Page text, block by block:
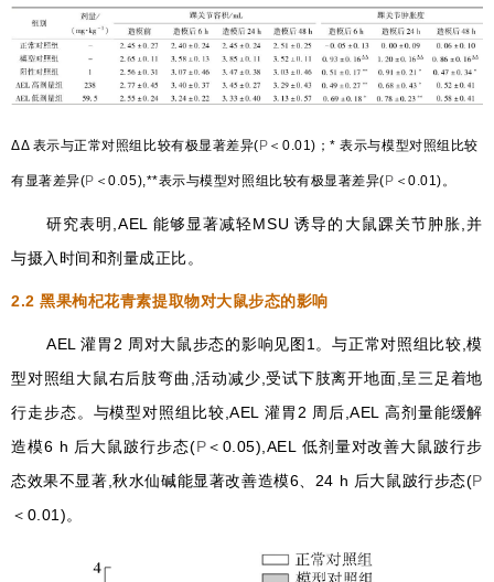
ΔΔ 表示与正常对照组比较有极显著差异(P ＜0.01)；* 表示与模型对照组比较
有显著差异(P ＜0.05),**表示与模型对照组比较有极显著差异(P ＜0.01)。
研究表明,AEL 能够显著减轻MSU 诱导的大鼠踝关节肿胀,并
与摄入时间和剂量成正比。
2.2黑果枸杞花青素提取物对大鼠步态的影响
AEL 灌胃2 周对大鼠步态的影响见图1。与正常对照组比较,模
型对照组大鼠右后肢弯曲,活动减少,受试下肢离开地面,呈三足着地
行走步态。与模型对照组比较,AEL 灌胃2 周后,AEL 高剂量能缓解
造模6 h 后大鼠跛行步态(P＜0.05),AEL 低剂量对改善大鼠跛行步
态效果不显著,秋水仙碱能显著改善造模6、24 h 后大鼠跛行步态(P
＜0.01)。